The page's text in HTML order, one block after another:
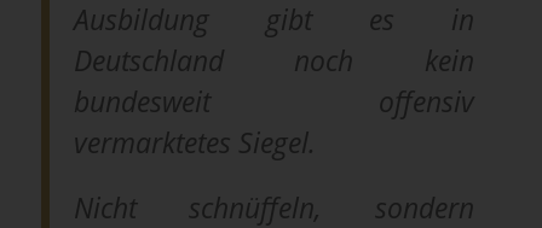
Ausbildung gibt es in
Deutschland noch kein
bundesweit offensiv
vermarktetes Siegel.
Nicht schnüffeln, sondern